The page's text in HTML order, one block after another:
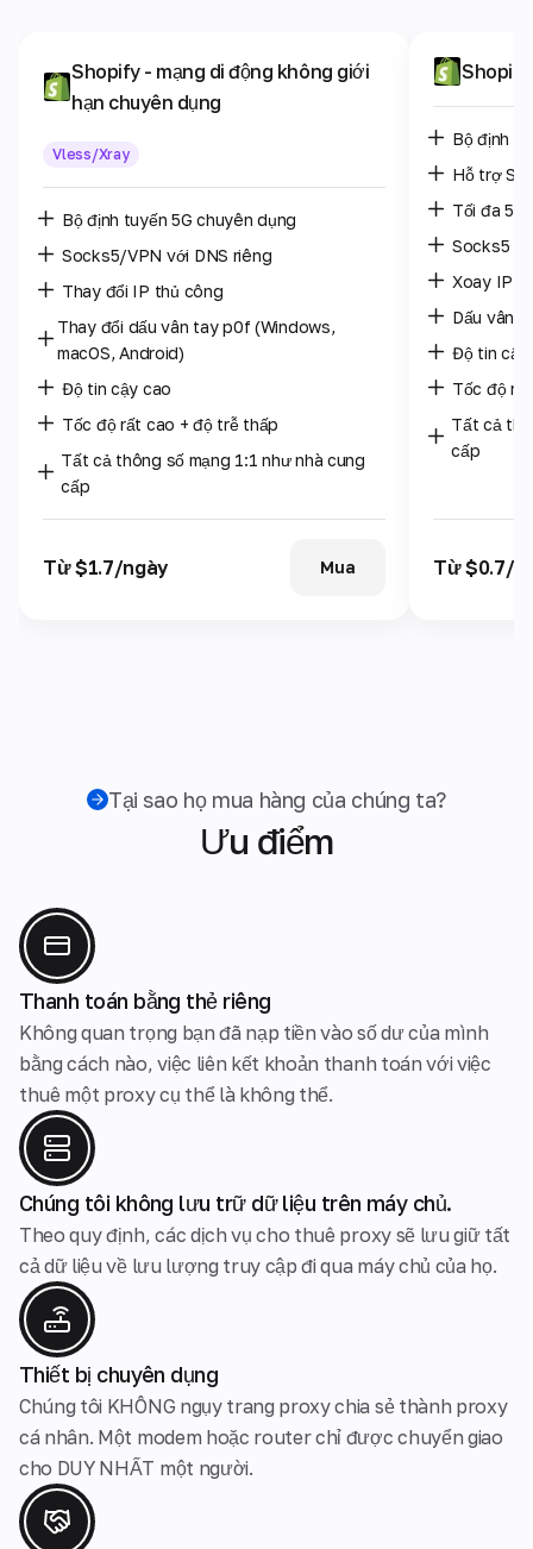
Shopify - mạng di động không giới
hạn chuyên dụng
Vless/Xray
Bộ định tuyến 5G chuyên dụng
Socks5/VPN với DNS riêng
Thay đổi IP thủ công
Thay đổi dấu vân tay p0f (Windows,
macOS, Android)
Độ tin cậy cao
Tốc độ rất cao + độ trễ thấp
Tất cả thông số mạng 1:1 như nhà cung
cấp
Từ $1.7/ngày Mua
Shopify
Bộ định
Hỗ trợ
Tối đa 5
Socks5 /
Xoay IP:
Dấu vân
Độ tin cậy
Tốc độ
Tất cả
cấp
Từ $0.7/
Tại sao họ mua hàng của chúng ta?
Ưu điểm
Thanh toán bằng thẻ riêng
Không quan trọng bạn đã nạp tiền vào số dư của mình
bằng cách nào, việc liên kết khoản thanh toán với việc
thuê một proxy cụ thể là không thể.
Chúng tôi không lưu trữ dữ liệu trên máy chủ.
Theo quy định, các dịch vụ cho thuê proxy sẽ lưu giữ tất
cả dữ liệu về lưu lượng truy cập đi qua máy chủ của họ.
Thiết bị chuyên dụng
Chúng tôi KHÔNG ngụy trang proxy chia sẻ thành proxy
cá nhân. Một modem hoặc router chỉ được chuyển giao
cho DUY NHẤT một người.